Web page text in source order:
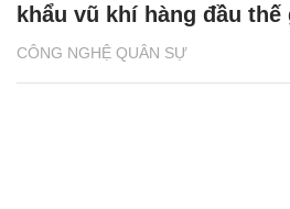
CÔNG NGHỆ QUÂN SỰ
khẩu vũ khí hàng đầu